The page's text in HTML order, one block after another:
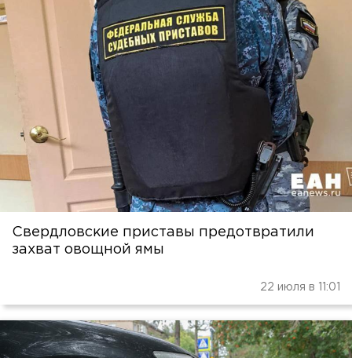
Свердловские приставы предотвратили
захват овощной ямы
22 июля в 11:01